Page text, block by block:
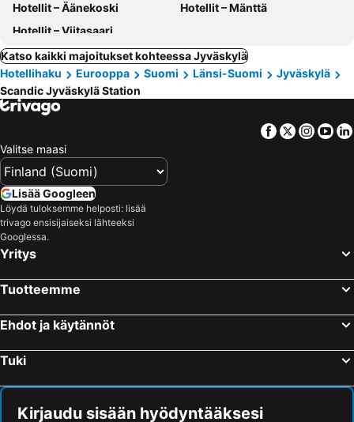
Hotellit – Äänekoski
Hotellit – Mänttä
Hotellit – Viitasaari
Katso kaikki majoitukset kohteessa Jyväskylä
Hotellihaku
Eurooppa Suomi Länsi-Suomi
Jyväskylä
Scandic Jyväskylä Station
Facebook
Twitter
Valitse maasi
Lisää Googleen
Löydä tuloksemme helposti: lisää
trivago ensisijaiseksi lähteeksi
Googlessa.
Yritys
Tuotteemme
Ehdot ja käytännöt
Tuki
Kirjaudu sisään hyödyntääksesi